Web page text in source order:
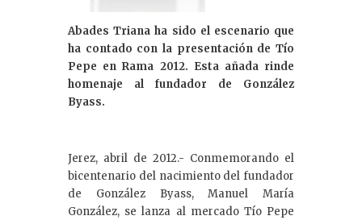
Abades Triana ha sido el escenario que
ha contado con la presentación de Tío
Pepe en Rama 2012. Esta añada rinde
homenaje al fundador de González
Byass.
Jerez, abril de 2012.- Conmemorando el
bicentenario del nacimiento del fundador
de González Byass, Manuel María
González, se lanza al mercado Tío Pepe